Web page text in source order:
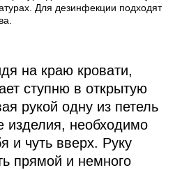
Для дезинфекции подходят
на краю кровати,
ступню в открытую
рукой одну из петель
изделия, необходимо
и чуть вверх. Руку
прямой и немного